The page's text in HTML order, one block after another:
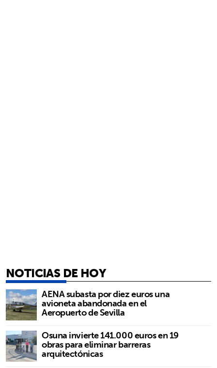
NOTICIAS DE HOY
AENA subasta por diez euros una
avioneta abandonada en el
Aeropuerto de Sevilla
Osuna invierte 141.000 euros en 19
obras para eliminar barreras
arquitectónicas